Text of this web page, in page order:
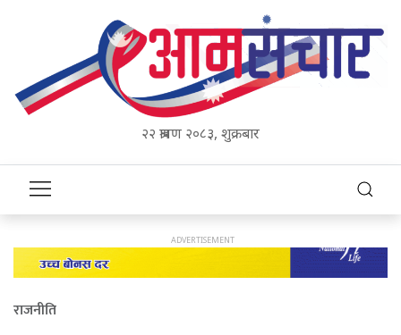
२२ श्रावण २०८३, शुक्रबार
राजनीति